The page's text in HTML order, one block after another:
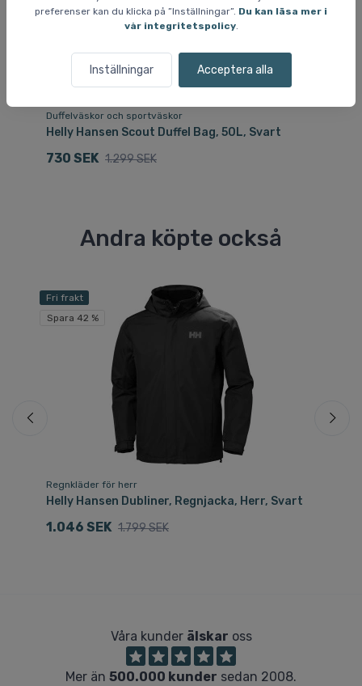
preferenser kan du klicka på ”Inställningar”. Du kan läsa mer i
vår integritetspolicy.
Inställningar Acceptera alla
Duffelväskor och sportväskor
Helly Hansen Scout Duffel Bag, 50L, Svart
730 SEK 1.299 SEK
Andra köpte också
Fri frakt
Spara 42 %
Regnkläder för herr
Helly Hansen Dubliner, Regnjacka, Herr, Svart
1.046 SEK 1.799 SEK
Våra kunder älskar oss
Mer än 500.000 kunder sedan 2008.